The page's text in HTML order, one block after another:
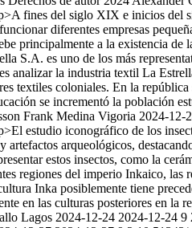
fines del siglo XIX e inicios del
diferentes empresas
principalmente a la existencia
S.A. es uno de los más
analizar la industria textil La
textiles coloniales. En la
se incrementó la población
Frank Medina Vigoria 2024-12-
estudio iconográfico de los
artefactos arqueológicos,
estos insectos, como la
regiones del imperio Inkaico, las
Inka posiblemente tiene
en las culturas posteriores en la
Lagos 2024-12-24 2024-12-24 9